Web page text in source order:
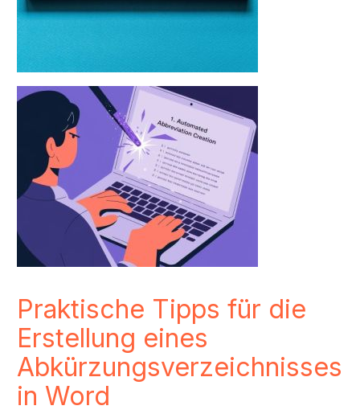
Praktische Tipps für die
Erstellung eines
Abkürzungsverzeichnisses
in Word